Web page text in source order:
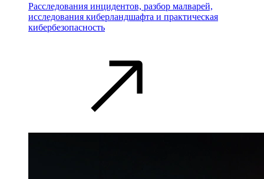
Расследования инцидентов, разбор малварей,
исследования киберландшафта и практическая
кибербезопасность